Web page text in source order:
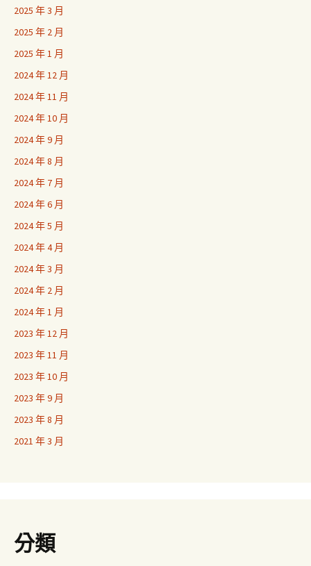
2025 年 3 月
2025 年 2 月
2025 年 1 月
2024 年 12 月
2024 年 11 月
2024 年 10 月
2024 年 9 月
2024 年 8 月
2024 年 7 月
2024 年 6 月
2024 年 5 月
2024 年 4 月
2024 年 3 月
2024 年 2 月
2024 年 1 月
2023 年 12 月
2023 年 11 月
2023 年 10 月
2023 年 9 月
2023 年 8 月
2021 年 3 月
分類